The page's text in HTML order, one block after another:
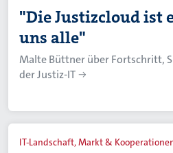
"Die Justizcloud ist
uns alle"
Malte Büttner über Fortschritt,
der Justiz-IT
IT-Landschaft, Markt &